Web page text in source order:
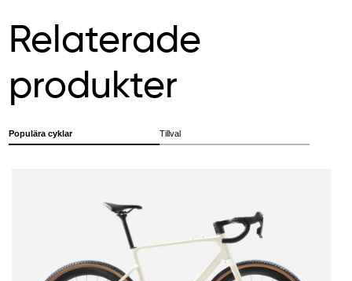
Relaterade
produkter
Populära cyklar Tillval